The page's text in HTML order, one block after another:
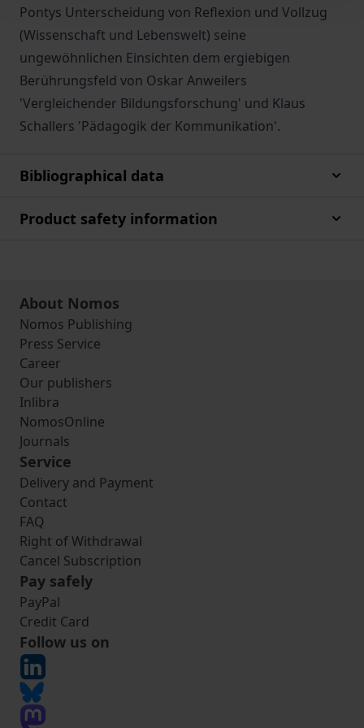
Pontys Unterscheidung von Reflexion und Vollzug
(Wissenschaft und Lebenswelt) seine
ungewöhnlichen Einsichten dem ergiebigen
Berührungsfeld von Oskar Anweilers
'Vergleichender Bildungsforschung' und Klaus
Schallers 'Pädagogik der Kommunikation'.
Bibliographical data
Product safety information
About Nomos
Nomos Publishing
Press Service
Career
Our publishers
Inlibra
NomosOnline
Journals
Service
Delivery and Payment
Contact
FAQ
Right of Withdrawal
Cancel Subscription
Pay safely
PayPal
Credit Card
Follow us on